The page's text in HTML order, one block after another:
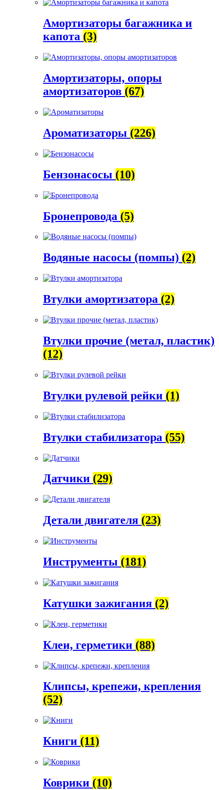
Амортизаторы багажника и
капота (3)
Амортизаторы, опоры
амортизаторов (67)
Ароматизаторы (226)
Бензонасосы (10)
Бронепровода (5)
Водяные насосы (помпы) (2)
Втулки амортизатора (2)
Втулки прочие (метал, пластик)
(12)
Втулки рулевой рейки (1)
Втулки стабилизатора (55)
Датчики (29)
Детали двигателя (23)
Инструменты (181)
Катушки зажигания (2)
Клеи, герметики (88)
Клипсы, крепежи, крепления
(52)
Книги (11)
Коврики (10)